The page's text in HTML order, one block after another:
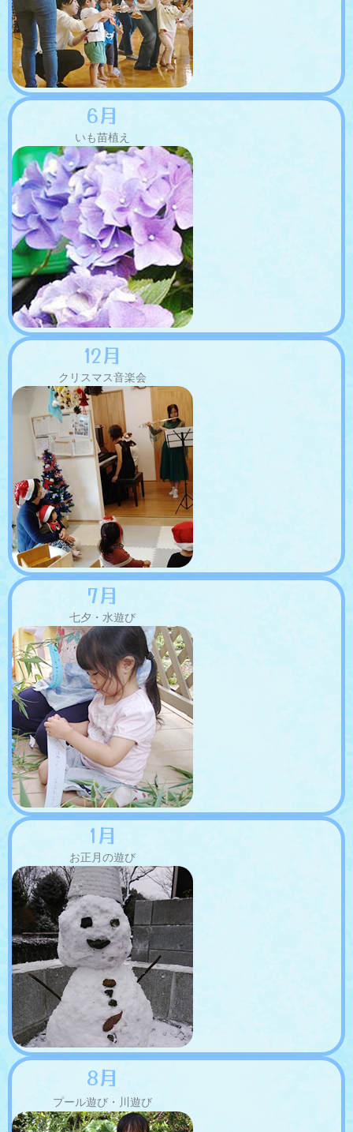
6月
いも苗植え
12月
クリスマス音楽会
7月
七夕・水遊び
1月
お正月の遊び
8月
プール遊び・川遊び